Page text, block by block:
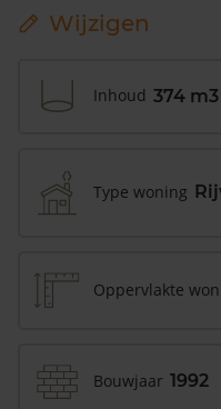
Wijzigen
Inhoud 374 m3
Type woning
Oppervlakte
Bouwjaar 1992